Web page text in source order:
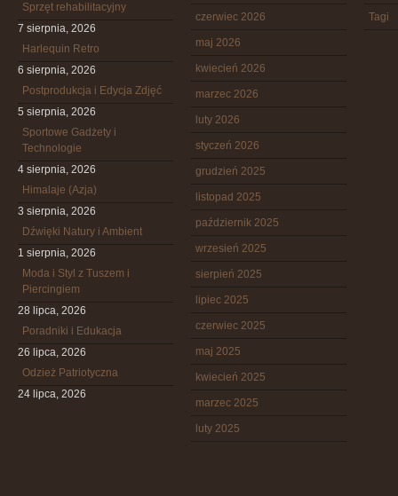
Sprzęt rehabilitacyjny
7 sierpnia, 2026
Harlequin Retro
6 sierpnia, 2026
Postprodukcja i Edycja Zdjęć
5 sierpnia, 2026
Sportowe Gadżety i
Technologie
4 sierpnia, 2026
Himalaje (Azja)
3 sierpnia, 2026
Dźwięki Natury i Ambient
1 sierpnia, 2026
Moda i Styl z Tuszem i
Piercingiem
28 lipca, 2026
Poradniki i Edukacja
26 lipca, 2026
Odzież Patriotyczna
24 lipca, 2026
czerwiec 2026
maj 2026
kwiecień 2026
marzec 2026
luty 2026
styczeń 2026
grudzień 2025
listopad 2025
październik 2025
wrzesień 2025
sierpień 2025
lipiec 2025
czerwiec 2025
maj 2025
kwiecień 2025
marzec 2025
luty 2025
Tagi